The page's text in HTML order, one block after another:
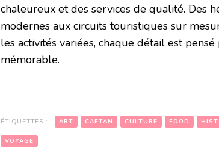
chaleureux et des services de qualité. Des
modernes aux circuits touristiques sur
les activités variées, chaque détail est
mémorable.
ÉTIQUETTES : ART CAFTAN CULTURE FOOD
VOYAGE